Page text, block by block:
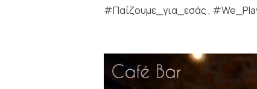
#Παίζουμε_για_εσάς ,